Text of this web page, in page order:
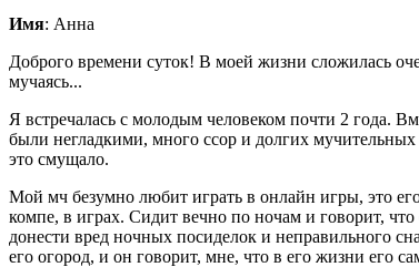
Имя: Анна
Доброго времени суток! В моей жизни сложилась
мучаясь...
Я встречалась с молодым человеком почти 2 года.
были негладкими, много ссор и долгих
это смущало.
Мой мч безумно любит играть в онлайн игры, это
компе, в играх. Сидит вечно по ночам и говорит,
донести вред ночных посиделок и неправильного
его огород, и он говорит, мне, что в его жизни его